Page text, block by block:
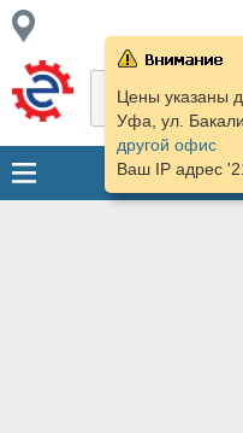
Цены указаны
Уфа, ул.
другой офис
Ваш IP адрес